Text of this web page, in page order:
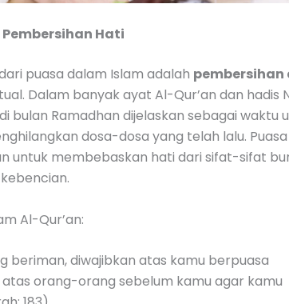
Hati
puasa dalam Islam adalah pembersihan
Dalam banyak ayat Al-Qur’an dan hadis
bulan Ramadhan dijelaskan sebagai waktu
dosa-dosa yang telah lalu. Puasa
untuk membebaskan hati dari sifat-sifat
Al-Qur’an:
beriman, diwajibkan atas kamu berpuasa
orang-orang sebelum kamu agar kamu